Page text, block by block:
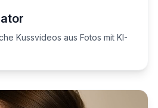
Kussvideos aus Fotos mit KI-